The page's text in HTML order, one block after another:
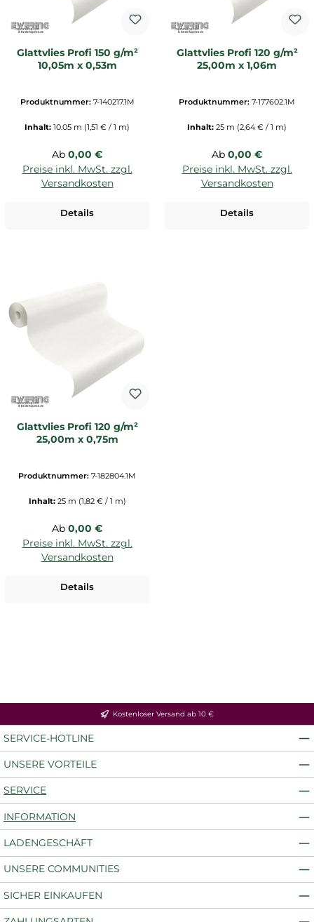
Glattvlies Profi 150 g/m²
10,05m x 0,53m
Produktnummer: 7-140217.1M
Inhalt: 10.05 m (1,51 € / 1 m)
Regulärer Preis:
Ab 0,00 €
Preise inkl. MwSt. zzgl.
Versandkosten
Details
Glattvlies Profi 120 g/m²
25,00m x 1,06m
Produktnummer: 7-177602.1M
Inhalt: 25 m (2,64 € / 1 m)
Regulärer Preis:
Ab 0,00 €
Preise inkl. MwSt. zzgl.
Versandkosten
Details
Glattvlies Profi 120 g/m²
25,00m x 0,75m
Produktnummer: 7-182804.1M
Inhalt: 25 m (1,82 € / 1 m)
Regulärer Preis:
Ab 0,00 €
Preise inkl. MwSt. zzgl.
Versandkosten
Details
Kostenloser Versand ab 10 €
SERVICE-HOTLINE
UNSERE VORTEILE
SERVICE
INFORMATION
LADENGESCHÄFT
UNSERE COMMUNITIES
SICHER EINKAUFEN